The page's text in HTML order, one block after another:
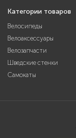
Категории товаров
Велосипеды
Велоаксессуары
Велозапчасти
Шведские стенки
Самокаты